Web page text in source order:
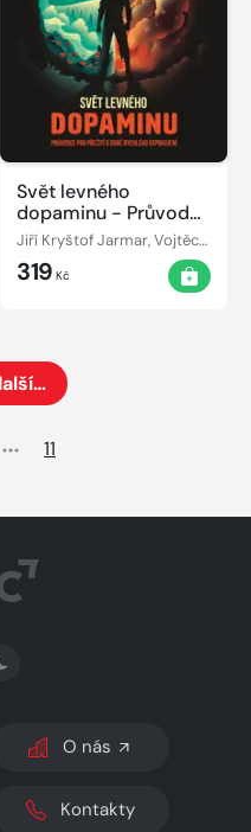
Svět levného
dopaminu - Průvodce
pro přežití v době
rychlého uspokojení
Jiří Kryštof Jarmar, Vojtěch Hlaváček
319 Kč
11
SVĚTLÝ/TMAVÝ REŽIM
O nás
Kontakty